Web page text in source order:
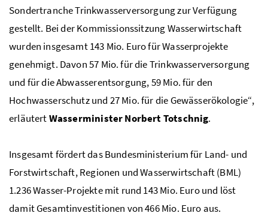
Sondertranche Trinkwasserversorgung zur Verfügung
gestellt. Bei der Kommissionssitzung Wasserwirtschaft
wurden insgesamt 143 Mio. Euro für Wasserprojekte
genehmigt. Davon 57 Mio. für die Trinkwasserversorgung
und für die Abwasserentsorgung, 59 Mio. für den
Hochwasserschutz und 27 Mio. für die Gewässerökologie“,
erläutertWasserminister Norbert Totschnig.
Insgesamt fördert das Bundesministerium für Land- und
Forstwirtschaft, Regionen und Wasserwirtschaft (BML)
1.236 Wasser-Projekte mit rund 143 Mio. Euro und löst
damit Gesamtinvestitionen von 466 Mio. Euro aus.